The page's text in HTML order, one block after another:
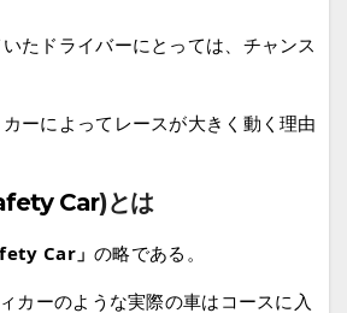
たドライバーにとっては、チャンス
ーによってレースが大きく動く理由
Car)とは
Car」の略である。
カーのような実際の車はコースに入